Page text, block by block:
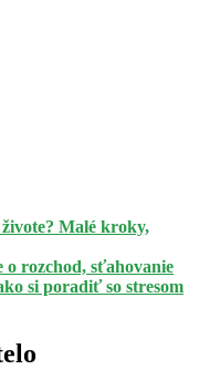
Malé kroky,
o rozchod, sťahovanie
si poradiť so stresom